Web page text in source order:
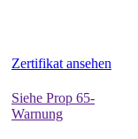
Zertifikat ansehen
Siehe Prop 65-
Warnung